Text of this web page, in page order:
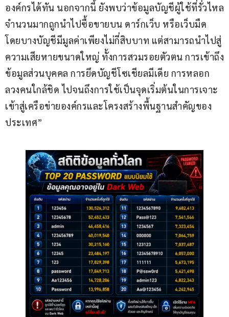
องค์กรได้ทัน นอกจากนี้ ยังพบว่าข้อมูลบัญชีผู้ใช้ที่รั่วไหล
จำนวนมากถูกนำไปซื้อขายบน ดาร์กเว็บ หรือเว็บมืด
โดยบางบัญชีมีมูลค่าเพียงไม่กี่สิบบาท แต่สามารถนำไปสู่
ความเสียหายขนาดใหญ่ ทั้งการสวมรอยตัวตน การเข้าถึง
ข้อมูลส่วนบุคคล การยึดบัญชีโซเชียลมีเดีย การหลอก
ลวงคนใกล้ชิด ไปจนถึงการใช้เป็นจุดเริ่มต้นในการเจาะ
เข้าสู่เครือข่ายองค์กรและโครงสร้างพื้นฐานสำคัญของ
ประเทศ”